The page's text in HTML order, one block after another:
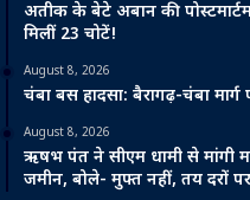
अतीक के बेटे अबान की पोस्टमार्टम
मिलीं 23 चोटें!
August 8, 2026
चंबा बस हादसा: बैरागढ़-चंबा
August 8, 2026
ऋषभ पंत ने सीएम धामी से मांगी
जमीन, बोले- मुफ्त नहीं, तय दरों